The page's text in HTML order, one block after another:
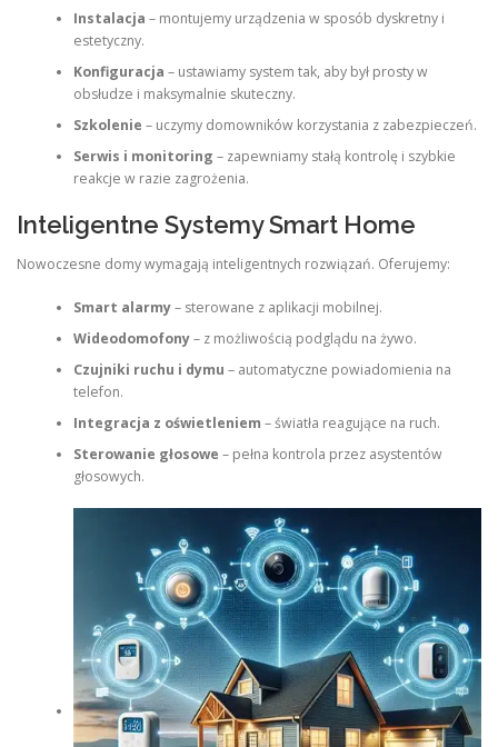
Instalacja – montujemy urządzenia w sposób dyskretny i
estetyczny.
Konfiguracja – ustawiamy system tak, aby był prosty w
obsłudze i maksymalnie skuteczny.
Szkolenie – uczymy domowników korzystania z zabezpieczeń.
Serwis i monitoring – zapewniamy stałą kontrolę i szybkie
reakcje w razie zagrożenia.
Inteligentne Systemy Smart Home
Nowoczesne domy wymagają inteligentnych rozwiązań. Oferujemy:
Smart alarmy– sterowane z aplikacji mobilnej.
Wideodomofony– z możliwością podglądu na żywo.
Czujniki ruchu i dymu – automatyczne powiadomienia na
telefon.
Integracja z oświetleniem – światła reagujące na ruch.
Sterowanie głosowe – pełna kontrola przez asystentów
głosowych.